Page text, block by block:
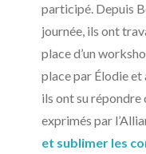
participé. Depuis
journée, ils ont
place d’un
place par Élodie et
ils ont su
exprimés par
et sublimer les